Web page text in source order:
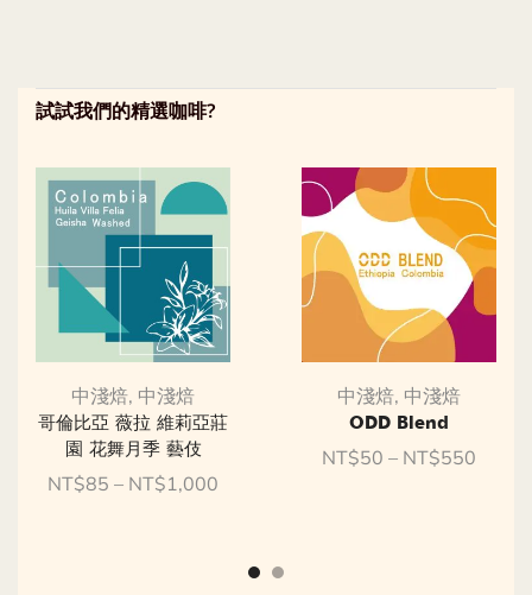
試試我們的精選咖啡?
中淺焙, 中淺焙
哥倫比亞 薇拉 維莉亞莊
園 花舞月季 藝伎
NT$85 – NT$1,000
中淺焙, 中淺焙
ODD Blend
NT$50 – NT$550